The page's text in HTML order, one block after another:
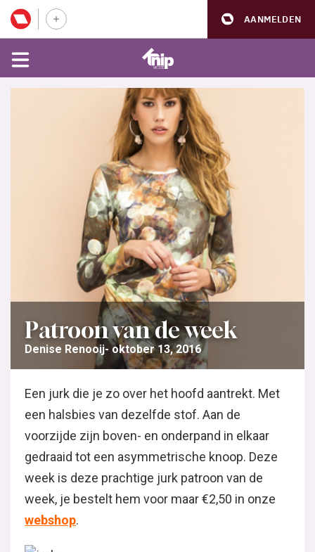
AANMELDEN
Patroon van de week
Denise Renooij oktober 13, 2016
Een jurk die je zo over het hoofd aantrekt. Met
een halsbies van dezelfde stof. Aan de
voorzijde zijn boven- en onderpand in elkaar
gedraaid tot een asymmetrische knoop. Deze
week is deze prachtige jurk patroon van de
week, je bestelt hem voor maar €2,50 in onze
webshop.